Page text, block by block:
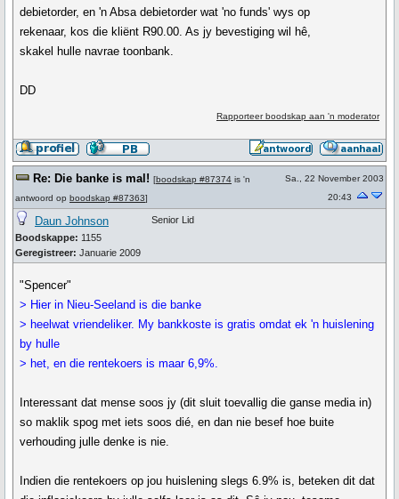
debietorder, en 'n Absa debietorder wat 'no funds' wys op
rekenaar, kos die kliënt R90.00. As jy bevestiging wil hê,
skakel hulle navrae toonbank.
DD
Rapporteer boodskap aan 'n moderator
Re: Die banke is mal! [boodskap #87374 is 'n
antwoord op boodskap #87363]
Sa., 22 November 2003
20:43
Daun Johnson
Boodskappe: 1155
Geregistreer: Januarie 2009
Senior Lid
"Spencer"
> Hier in Nieu-Seeland is die banke
> heelwat vriendeliker. My bankkoste is gratis omdat ek 'n huislening
by hulle
> het, en die rentekoers is maar 6,9%.
Interessant dat mense soos jy (dit sluit toevallig die ganse media in)
so maklik spog met iets soos dié, en dan nie besef hoe buite
verhouding julle denke is nie.
Indien die rentekoers op jou huislening slegs 6.9% is, beteken dit dat